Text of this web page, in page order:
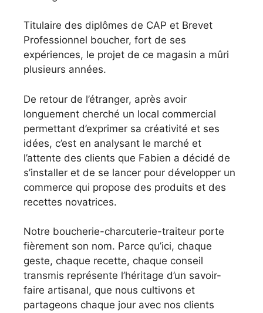
Titulaire des diplômes de CAP et Brevet
Professionnel boucher, fort de ses
expériences, le projet de ce magasin a mûri
plusieurs années.
De retour de l’étranger, après avoir
longuement cherché un local commercial
permettant d’exprimer sa créativité et ses
idées, c’est en analysant le marché et
l’attente des clients que Fabien a décidé de
s’installer et de se lancer pour développer un
commerce qui propose des produits et des
recettes novatrices.
Notre boucherie-charcuterie-traiteur porte
fièrement son nom. Parce qu’ici, chaque
geste, chaque recette, chaque conseil
transmis représente l’héritage d’un savoir-
faire artisanal, que nous cultivons et
partageons chaque jour avec nos clients